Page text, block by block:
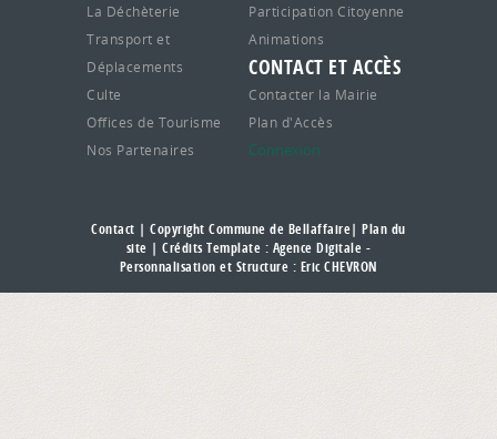
La Déchèterie
Transport et
Déplacements
Culte
Offices de Tourisme
Nos Partenaires
Participation Citoyenne
Animations
CONTACT ET ACCÈS
Contacter la Mairie
Plan d'Accès
Connexion
Contact | Copyright Commune de Bellaffaire|Plan du
site | Crédits Template : Agence Digitale -
Personnalisation et Structure : Eric CHEVRON